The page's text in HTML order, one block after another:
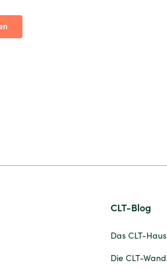
CLT-Blog
Das CLT-Haus
Die CLT-Wand